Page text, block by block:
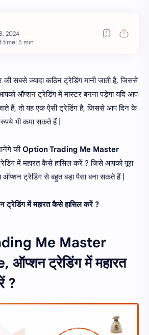
time: 5 min
सबसे ज्यादा कठिन ट्रेडिंग मानी जाती है, जिससे
ऑप्शन ट्रेडिंग में मास्टर बनना पड़ेगा यदि आप
हैं, तो यह एक ऐसी ट्रेडिंग है, जिससे आप दिन के
भी कमा सकते हैं |
कीOption Trading Me Master
में महारत कैसे हासिल करें ? जिसे आपको पूरा
ऑप्शन ट्रेडिंग से बहुत बड़ा पैसा बना सकते हैं |
ट्रेडिंग में महारत कैसे हासिल करें ?
Me Master
ऑप्शन ट्रेडिंग में महारत
?